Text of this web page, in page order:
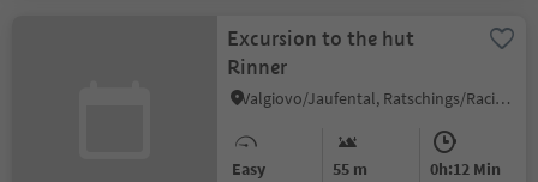
Excursion to the hut
Rinner
Valgiovo/Jaufental, Ratschings/Racines, Sterzing/Vipiteno and environs
Easy 55 m 0h:12 Min